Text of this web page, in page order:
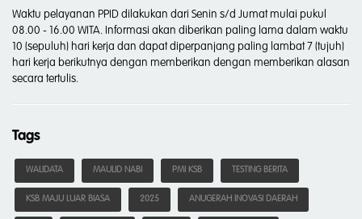
Waktu pelayanan PPID dilakukan dari Senin s/d Jumat mulai pukul
08.00 - 16.00 WITA. Informasi akan diberikan paling lama dalam waktu
10 (sepuluh) hari kerja dan dapat diperpanjang paling lambat 7 (tujuh)
hari kerja berikutnya dengan memberikan dengan memberikan alasan
secara tertulis.
Tags
WALIDATA MAULID NABI PMI KSB TESTING BERITA
KSB MAJU LUAR BIASA 2025 ANUGERAH INOVASI DAERAH